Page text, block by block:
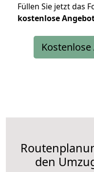
Füllen Sie jetzt das
kostenlose
den